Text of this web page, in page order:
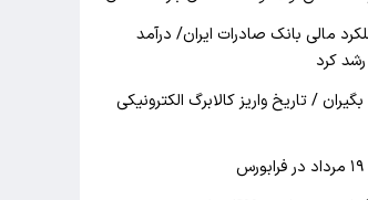
مالی بانک صادرات ایران/ درآمد
بگیران / تاریخ واریز کالابرگ الکترونیکی